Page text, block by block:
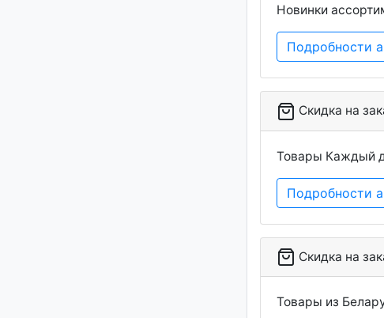
Новинки
Подробности
Скидка на
Товары Каждый
Подробности
Скидка на
Товары из